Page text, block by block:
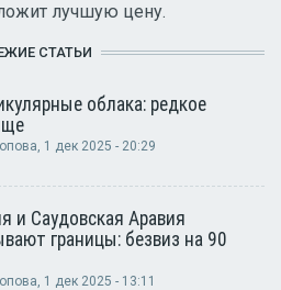
лучшую цену.
СТАТЬИ
облака: редкое
, 1 дек 2025 - 20:29
и Саудовская Аравия
границы: безвиз на 90
, 1 дек 2025 - 13:11